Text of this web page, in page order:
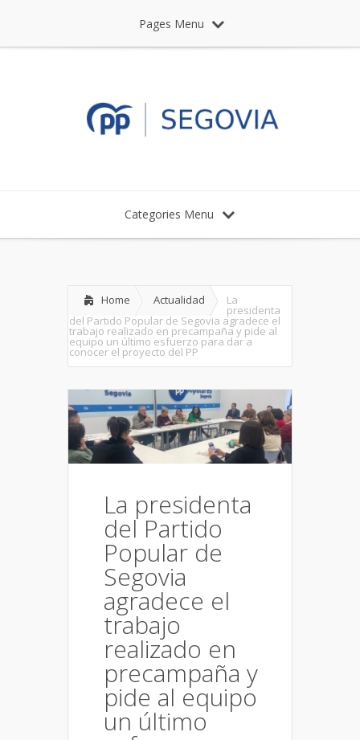
Pages Menu
Categories Menu
Home Actualidad La
presidenta
del Partido Popular de Segovia agradece el
trabajo realizado en precampaña y pide al
equipo un último esfuerzo para dar a
conocer el proyecto del PP
La presidenta
del Partido
Popular de
Segovia
agradece el
trabajo
realizado en
precampaña y
pide al equipo
un último